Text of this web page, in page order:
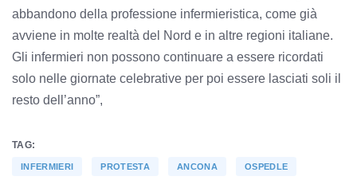
abbandono della professione infermieristica, come già
avviene in molte realtà del Nord e in altre regioni italiane.
Gli infermieri non possono continuare a essere ricordati
solo nelle giornate celebrative per poi essere lasciati soli il
resto dell’anno”,
TAG:
INFERMIERI PROTESTA ANCONA OSPEDLE